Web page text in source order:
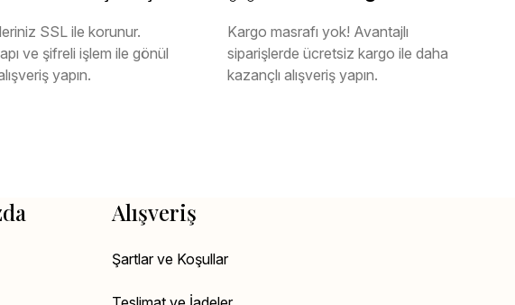
SSL ile korunur.
ve şifreli işlem ile gönül
yapın.
Kargo masrafı yok! Avantajlı
siparişlerde ücretsiz kargo ile daha
kazançlı alışveriş yapın.
Alışveriş
Şartlar ve Koşullar